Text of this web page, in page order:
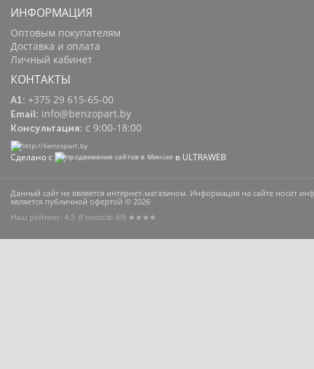
ИНФОРМАЦИЯ
Оптовым покупателям
Доставка и оплата
Личный кабинет
КОНТАКТЫ
A1: +375 29 615-65-00
Email: info@benzopart.by
Консультация: с 9:00-18:00
Сделано с в ULTRAWEB
Данный сайт не является интернет-магазином. Информация на сайте носит
является публичной офертой © 2026
Наш рейтинг: 4.5 (Голосов: 69) ★★★★